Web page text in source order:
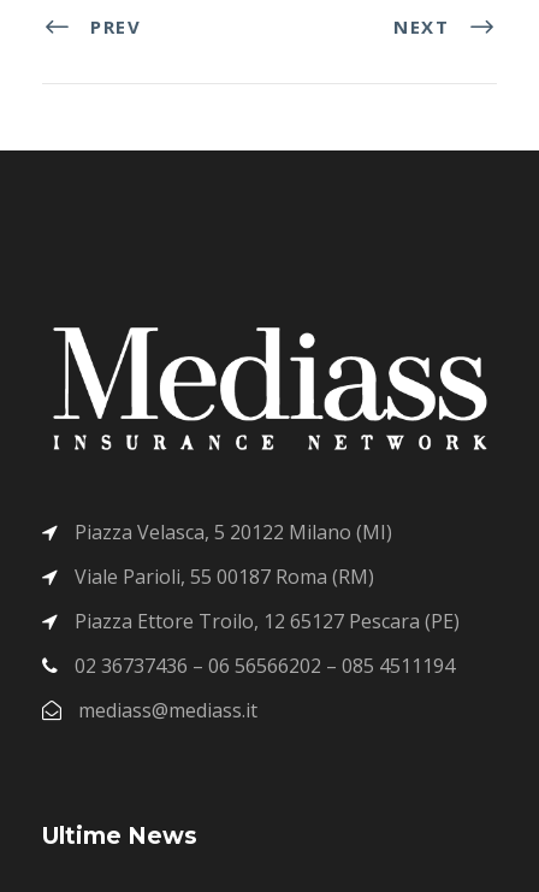
PREV NEXT
Piazza Velasca, 5 20122 Milano (MI)
Viale Parioli, 55 00187 Roma (RM)
Piazza Ettore Troilo, 12 65127 Pescara (PE)
02 36737436 – 06 56566202 – 085 4511194
mediass@mediass.it
Ultime News